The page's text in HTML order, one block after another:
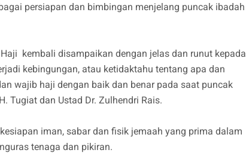
persiapan dan bimbingan menjelang puncak ibadah
kembali disampaikan dengan jelas dan runut kepada
kebingungan, atau ketidaktahu tentang apa dan
wajib haji dengan baik dan benar pada saat puncak
Tugiat dan Ustad Dr. Zulhendri Rais.
iman, sabar dan fisik jemaah yang prima dalam
tenaga dan pikiran.